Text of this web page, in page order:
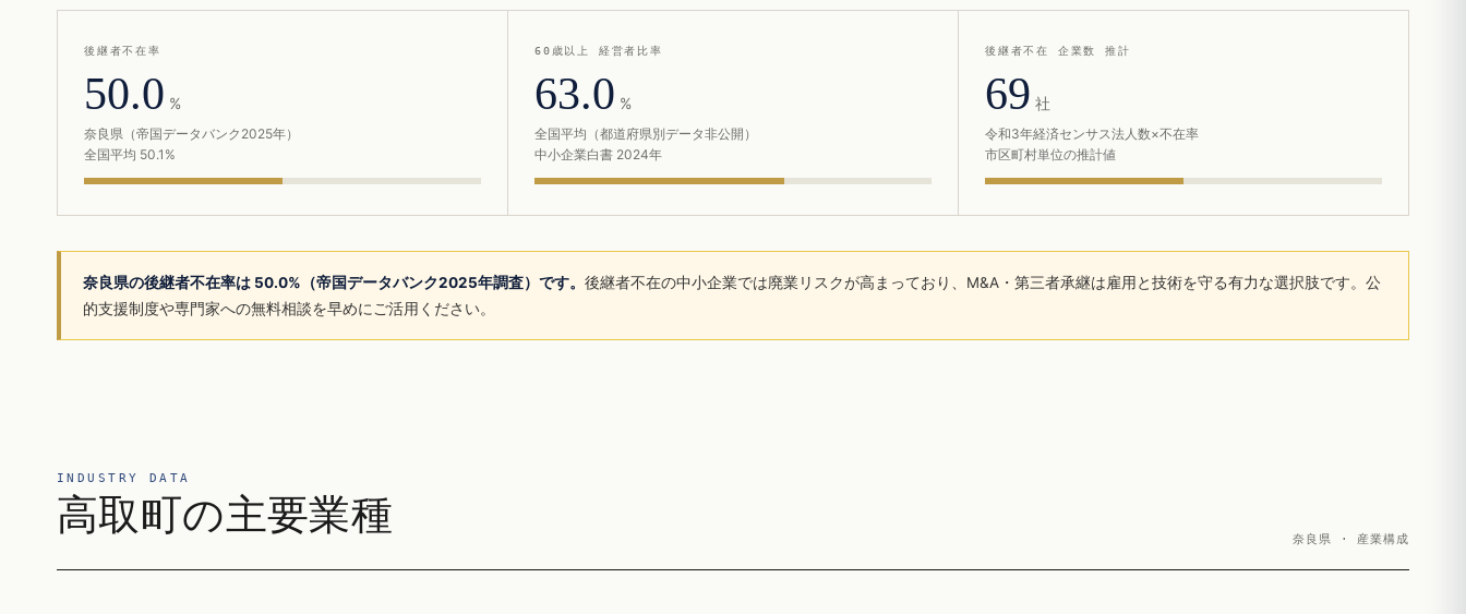
後継者不在率
50.0 %
奈良県（帝国データバンク2025年）
全国平均 50.1%
60歳以上 経営者比率
63.0 %
全国平均（都道府県別データ非公開）
中小企業白書 2024年
後継者不在 企業数 推計
69 社
令和3年経済センサス法人数×不在率
市区町村単位の推計値
奈良県の後継者不在率は 50.0%（帝国データバンク2025年調査）です。 後継者不在の中小企業では廃業リスクが高まっており、M&A・第三者承継は雇用と技術を守る有力な選択肢です。公
的支援制度や専門家への無料相談を早めにご活用ください。
INDUSTRY DATA
高取町の主要業種
奈良県 · 産業構成